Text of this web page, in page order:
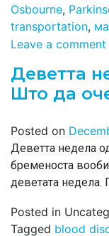
Osbourne,
transportation,
Leave a comment
Деветта
Што да
Posted on
Деветта недела
бременоста
деветата недела.
Posted in
Tagged blood